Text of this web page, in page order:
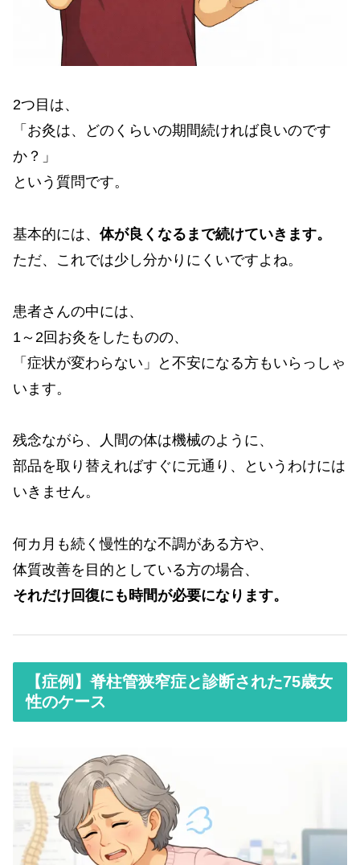
2つ目は、
「お灸は、どのくらいの期間続ければ良いのです
か？」
という質問です。
基本的には、 体が良くなるまで続けていきます。
ただ、これでは少し分かりにくいですよね。
患者さんの中には、
1～2回お灸をしたものの、
「症状が変わらない」と不安になる方もいらっしゃ
います。
残念ながら、人間の体は機械のように、
部品を取り替えればすぐに元通り、というわけには
いきません。
何カ月も続く慢性的な不調がある方や、
体質改善を目的としている方の場合、
それだけ回復にも時間が必要になります。
【症例】脊柱管狭窄症と診断された75歳女
性のケース